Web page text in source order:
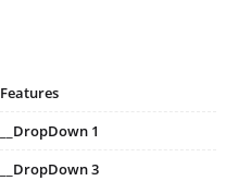
Features
__DropDown 1
__DropDown 3